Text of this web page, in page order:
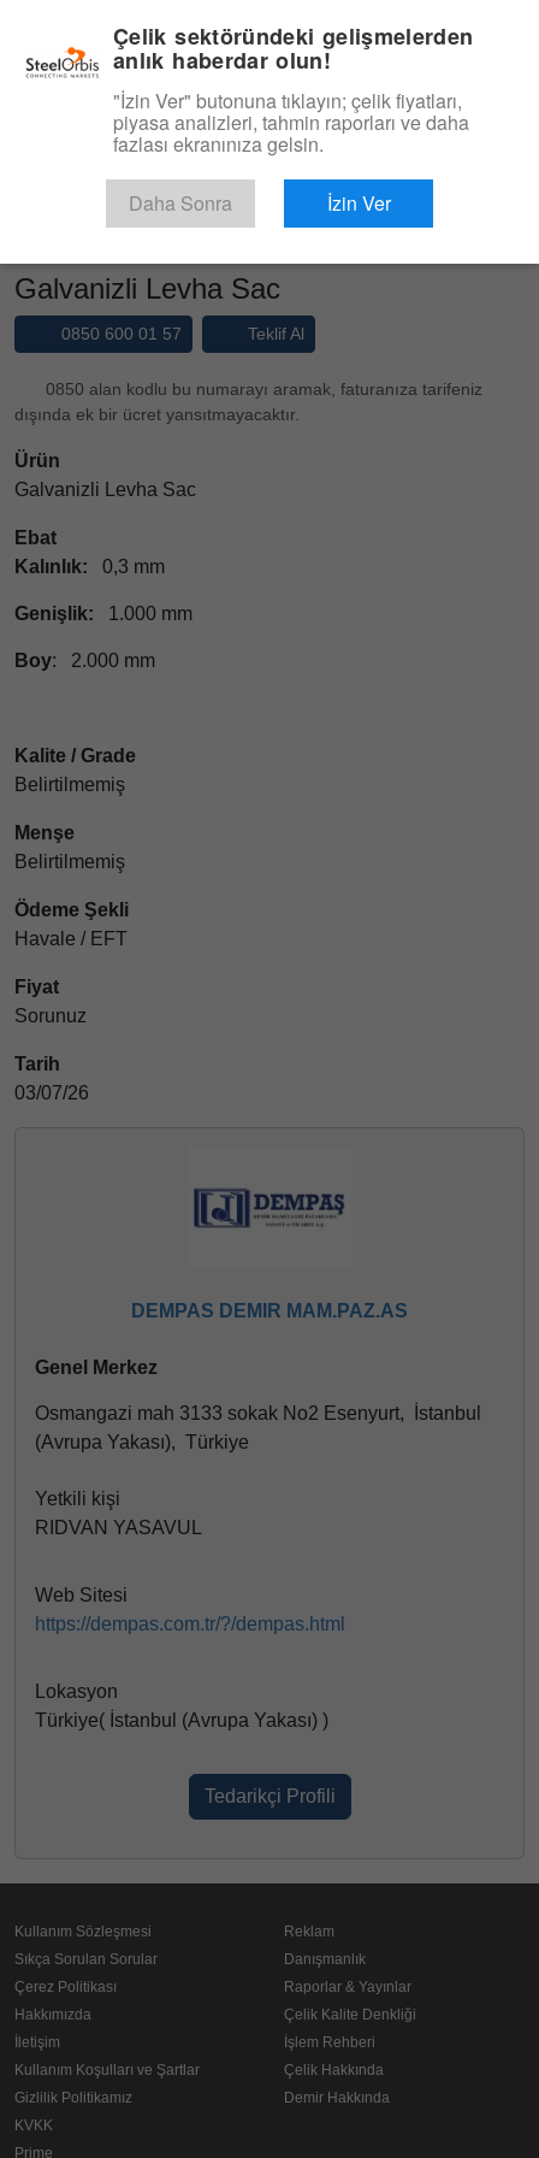
Ürün, Hizmet
Galvanizli Sac
Galvanizli Levha Sac
0850 600 01 57 Teklif Al
0850 alan kodlu bu numarayı aramak, faturanıza tarifeniz
dışında ek bir ücret yansıtmayacaktır.
Ürün
Galvanizli Levha Sac
Ebat
Kalınlık:
0,3 mm
Genişlik: 1.000 mm
Boy: 2.000 mm
Kalite / Grade
Belirtilmemiş
Menşe
Belirtilmemiş
Ödeme Şekli
Havale / EFT
Fiyat
Sorunuz
Tarih
03/07/26
DEMPAS DEMIR MAM.PAZ.AS
Genel Merkez
Osmangazi mah 3133 sokak No2 Esenyurt, İstanbul
(Avrupa Yakası), Türkiye
Yetkili kişi
RIDVAN YASAVUL
Web Sitesi
https://dempas.com.tr/?/dempas.html
Lokasyon
Türkiye( İstanbul (Avrupa Yakası) )
Tedarikçi Profili
Kullanım Sözleşmesi
Sıkça Sorulan Sorular
Çerez Politikası
Hakkımızda
İletişim
Kullanım Koşulları ve Şartlar
Gizlilik Politikamız
KVKK
Prime
Reklam
Danışmanlık
Raporlar & Yayınlar
Çelik Kalite Denkliği
İşlem Rehberi
Çelik Hakkında
Demir Hakkında
Çelik sektöründeki gelişmelerden
anlık haberdar olun!
"İzin Ver" butonuna tıklayın; çelik fiyatları,
piyasa analizleri, tahmin raporları ve daha
fazlası ekranınıza gelsin.
Daha Sonra İzin Ver